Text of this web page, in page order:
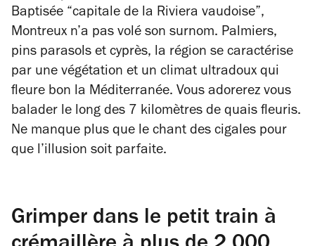
Baptisée “capitale de la Riviera vaudoise”,
Montreux n’a pas volé son surnom. Palmiers,
pins parasols et cyprès, la région se caractérise
par une végétation et un climat ultradoux qui
fleure bon la Méditerranée. Vous adorerez vous
balader le long des 7 kilomètres de quais fleuris.
Ne manque plus que le chant des cigales pour
que l’illusion soit parfaite.
Grimper dans le petit train à